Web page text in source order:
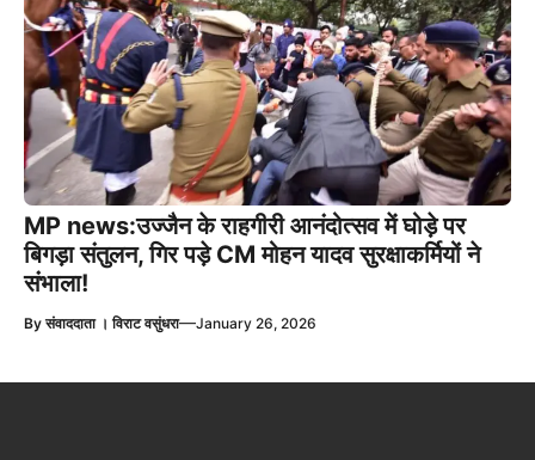
MP news:उज्जैन के राहगीरी आनंदोत्सव में घोड़े पर
बिगड़ा संतुलन, गिर पड़े CM मोहन यादव सुरक्षाकर्मियों ने
संभाला!
Byसंवाददाता । विराट वसुंधरा—January 26, 2026